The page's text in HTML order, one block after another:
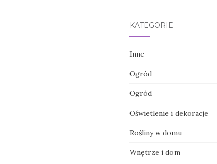
KATEGORIE
Inne
Ogród
Ogród
Oświetlenie i dekoracje
Rośliny w domu
Wnętrze i dom